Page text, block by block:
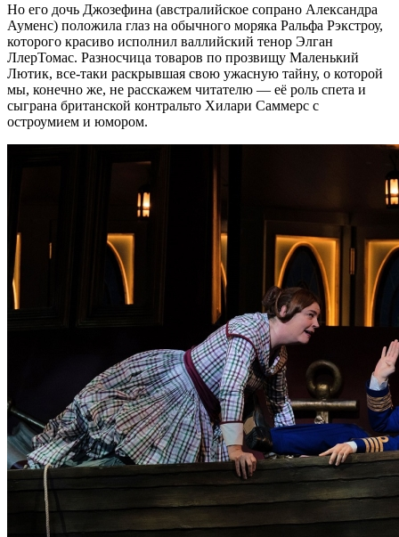
Но его дочь Джозефина (австралийское сопрано Александра
Ауменс) положила глаз на обычного моряка Ральфа Рэкстроу,
которого красиво исполнил валлийский тенор Элган
ЛлерТомас. Разносчица товаров по прозвищу Маленький
Лютик, все-таки раскрывшая свою ужасную тайну, о которой
мы, конечно же, не расскажем читателю — её роль спета и
сыграна британской контральто Хилари Саммерс с
остроумием и юмором.